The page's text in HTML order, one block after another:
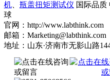
机
瓶盖扭矩测试仪 国际品质
球
官网：http://www.labthink.com
邮箱：Marketing@labthink.com
地址：山东·济南市无影山路